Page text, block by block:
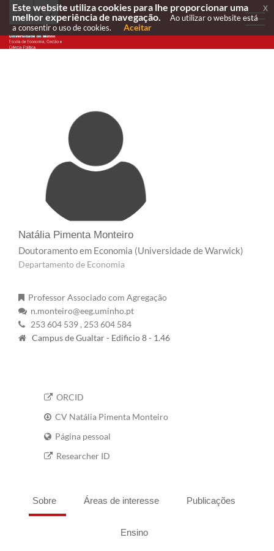
Natália Pimenta Monteiro
Doutoramento em Economia (Universidade de Warwick)
Departamento de Economia
Professor Associado com Agregação
n.monteiro@eeg.uminho.pt
253 604 539 , 253 604 584
Campus de Gualtar - Edificio 8 - 1.46
ORCID
CV Natália Pimenta Monteiro
Página pessoal
Researcher ID
Sobre Áreas de interesse Publicações
Ensino
Este website utiliza cookies para lhe proporcionar uma
melhor experiência de navegação.
Ao utilizar o website está
a consentir o uso de cookies.
Aceitar
x